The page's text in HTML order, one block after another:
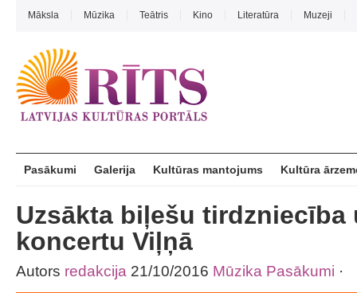
Māksla Mūzika Teātris Kino Literatūra Muzeji
Pasākumi Galerija Kultūras mantojums Kultūra
Uzsākta biļešu tirdzniecība
koncertu Viļņā
Autors redakcija 21/10/2016 Mūzika Pasākumi ·